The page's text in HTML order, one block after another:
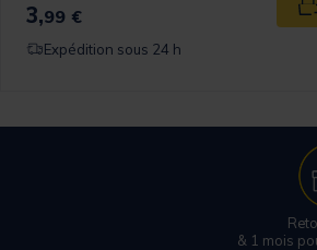
panier
3,99 €
Expédition sous 24 h
& 1 mois